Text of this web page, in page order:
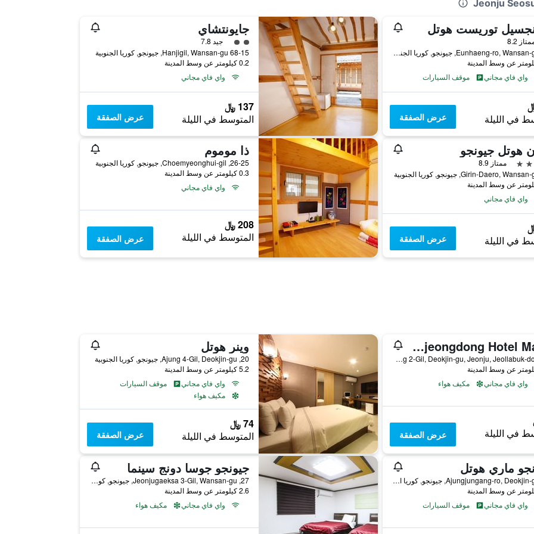
توريست هوتل
واحدة
8.2
22, Eunhaeng-ro, Wansan-gu, جيونجو, كوريا الجنوبية
واي فاي مجاني
موقف السيارات
في الليلة عرض الصفقة
جايونتشاي
تقييم فئة 2
جيد 7.8
68-15 Hanjigil, Wansan-gu, جيونجو, كوريا الجنوبية
0.2 كيلومتر عن وسط المدينة
واي فاي مجاني
137 ﷼
المتوسط في الليلة عرض الصفقة
هوتل جيونجو
ممتاز 8.9
واي فاي مجاني
في الليلة عرض الصفقة
ذا موموم
26-25, Choemyeonghui-gil, جيونجو, كوريا الجنوبية
0.3 كيلومتر عن وسط المدينة
واي فاي مجاني
208 ﷼
المتوسط في الليلة عرض الصفقة
Jeonju Sanjeongdong Hotel Made
12-8 Sanjeong 2-Gil, Deokjin-gu, Jeonju, Jeollabuk-do, جيونجو, كوريا الجنوبية
واي فاي مجاني
مكيف هواء
في الليلة عرض الصفقة
وينر هوتل
20, Ajung 4-Gil, Deokjin-gu, جيونجو, كوريا الجنوبية
5.2 كيلومتر عن وسط المدينة
واي فاي مجاني
موقف السيارات
مكيف هواء
74 ﷼
المتوسط في الليلة عرض الصفقة
ماري هوتل
26, Ajungjungang-ro, Deokjin-gu, جيونجو, كوريا الجنوبية
واي فاي مجاني
موقف السيارات
جيونجو جوسا دونج سينما
27, Jeonjugaeksa 3-Gil, Wansan-gu, جيونجو, كوريا الجنوبية
2.6 كيلومتر عن وسط المدينة
واي فاي مجاني
مكيف هواء